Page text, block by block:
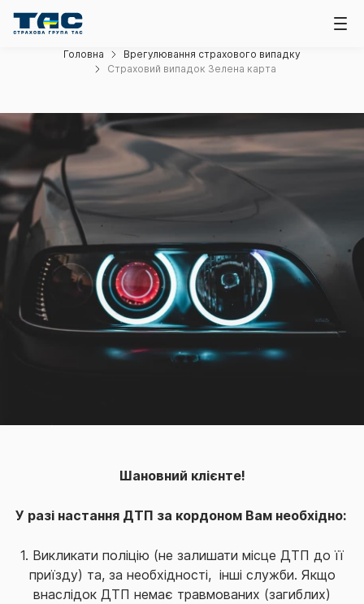
Головна
Врегулювання страхового випадку
Страховий випадок Зелена карта
Шановний клієнте!
У разі настання ДТП за кордоном Вам необхідно:
1. Викликати поліцію (не залишати місце ДТП до її
приїзду) та, за необхідності, інші служби. Якщо
внаслідок ДТП немає травмованих (загиблих)